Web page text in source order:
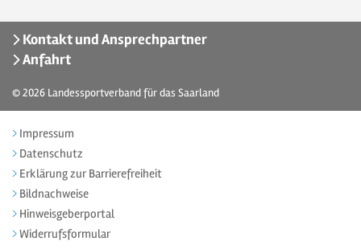
Kontakt und Ansprechpartner
Anfahrt
© 2026 Landessportverband für das Saarland
Impressum
Datenschutz
Erklärung zur Barrierefreiheit
Bildnachweise
Hinweisgeberportal
Widerrufsformular